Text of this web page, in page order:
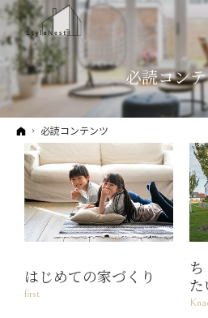
必読コン
ホーム
必読コンテンツ
はじめての家づくり
first
た